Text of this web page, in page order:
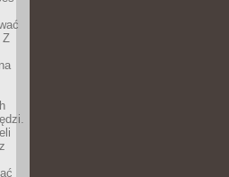
Z